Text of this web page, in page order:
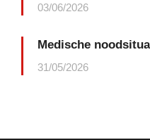
03/06/2026
Medische
31/05/2026